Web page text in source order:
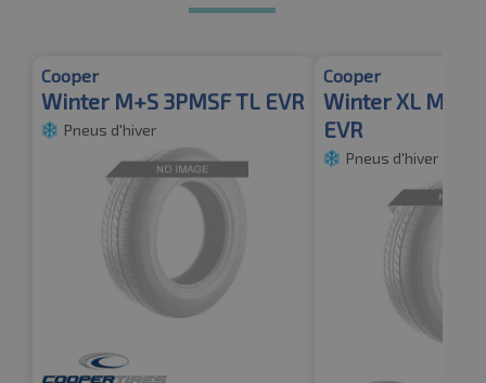
Cooper
Winter M+S 3PMSF TL EVR
Pneus d'hiver
Cooper
Winter XL M+S
EVR
Pneus d'hiver